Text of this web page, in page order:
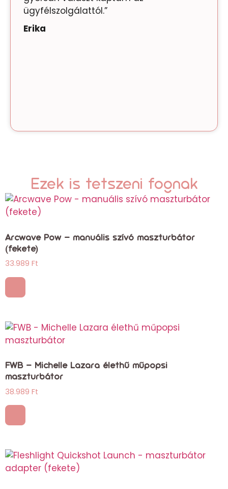
ügyfélszolgálattól.”
Erika
Ezek is tetszeni fognak
Arcwave Pow – manuális szívó maszturbátor
(fekete)
33.989 Ft
FWB – Michelle Lazara élethű műpopsi
maszturbátor
38.989 Ft